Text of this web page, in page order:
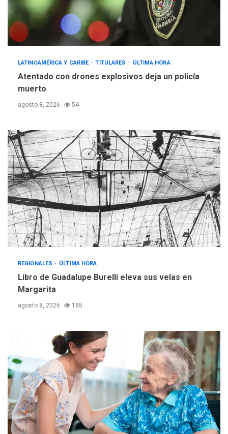
LATINOAMÉRICA Y CARIBE TITULARES ÚLTIMA HORA
Atentado con drones explosivos deja un policía
muerto
agosto 8, 2026 54
REGIONALES ÚLTIMA HORA
Libro de Guadalupe Burelli eleva sus velas en
Margarita
agosto 8, 2026 185